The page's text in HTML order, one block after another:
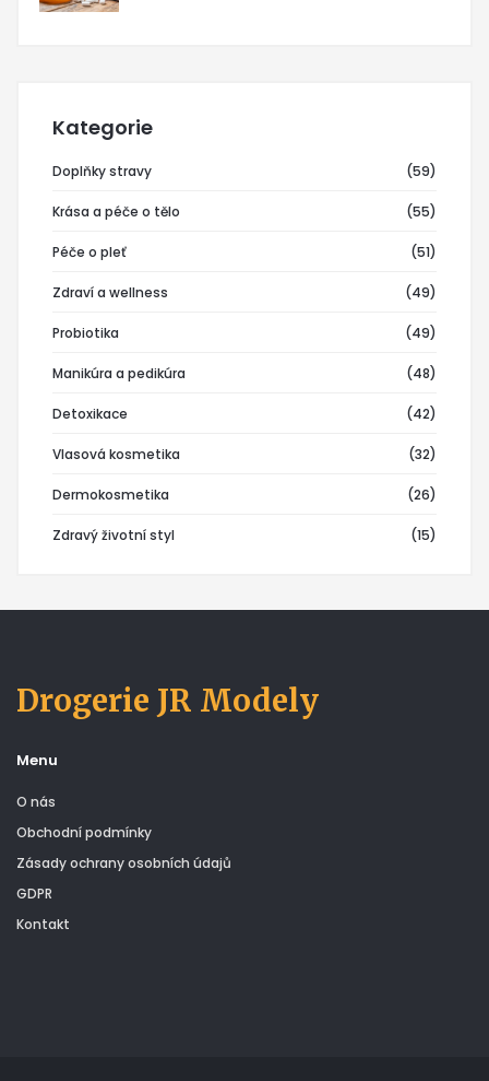
Kategorie
Doplňky stravy (59)
Krása a péče o tělo (55)
Péče o pleť (51)
Zdraví a wellness (49)
Probiotika (49)
Manikúra a pedikúra (48)
Detoxikace (42)
Vlasová kosmetika (32)
Dermokosmetika (26)
Zdravý životní styl (15)
Drogerie JR Modely
Menu
O nás
Obchodní podmínky
Zásady ochrany osobních údajů
GDPR
Kontakt